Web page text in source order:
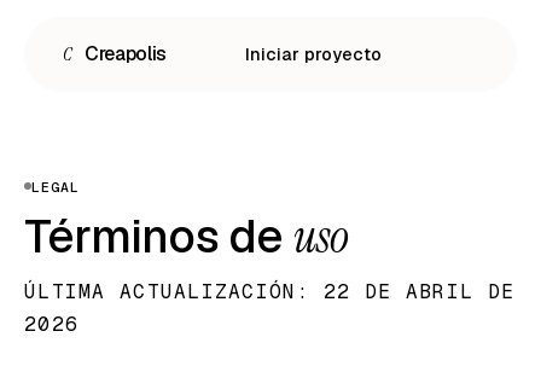
C Creapolis Iniciar proyecto
LEGAL
Términos de uso
ÚLTIMA ACTUALIZACIÓN: 22 DE ABRIL DE
2026